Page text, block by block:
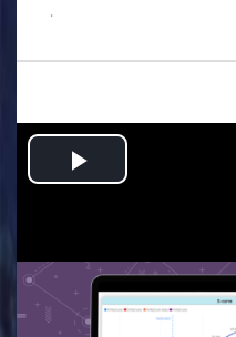
.
Play